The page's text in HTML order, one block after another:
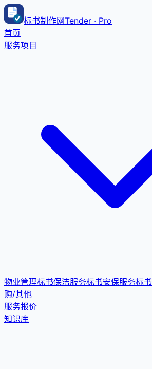
标书制作网Tender · Pro
首页
服务项目
物业管理标书保洁服务标书安保服务标书
购/其他
服务报价
知识库